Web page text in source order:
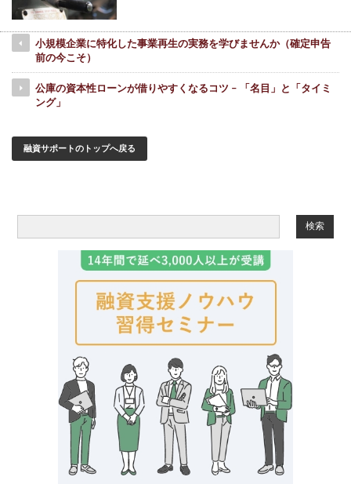
小規模企業に特化した事業再生の実務を学びませんか（確定申告
前の今こそ）
公庫の資本性ローンが借りやすくなるコツ – 「名目」と「タイミ
ング」
融資サポートのトップへ戻る